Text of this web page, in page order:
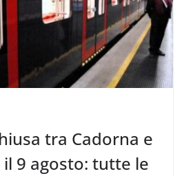
tra Cadorna e
il 9 agosto: tutte le